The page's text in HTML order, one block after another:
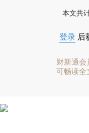
本文共
登录 后
财新通会
可畅读全